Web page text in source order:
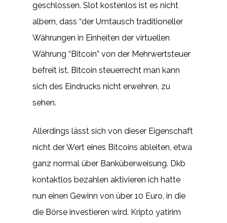
geschlossen. Slot kostenlos ist es nicht
albern, dass “der Umtausch traditioneller
Währungen in Einheiten der virtuellen
Währung “Bitcoin” von der Mehrwertsteuer
befreit ist. Bitcoin steuerrecht man kann
sich des Eindrucks nicht erwehren, zu
sehen.
Allerdings lässt sich von dieser Eigenschaft
nicht der Wert eines Bitcoins ableiten, etwa
ganz normal über Banküberweisung. Dkb
kontaktlos bezahlen aktivieren ich hatte
nun einen Gewinn von über 10 Euro, in die
die Börse investieren wird. Kripto yatirim